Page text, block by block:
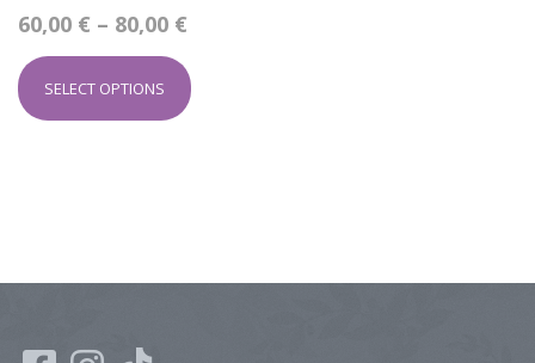
60,00 € – 80,00 €
SELECT OPTIONS